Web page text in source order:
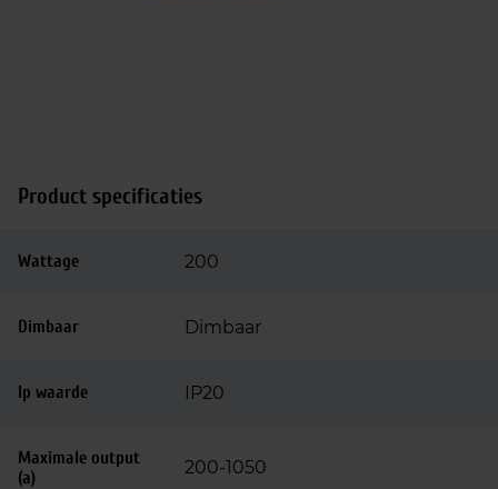
Product specificaties
Wattage 200
Dimbaar Dimbaar
Ip waarde IP20
Maximale output
(a)
200-1050